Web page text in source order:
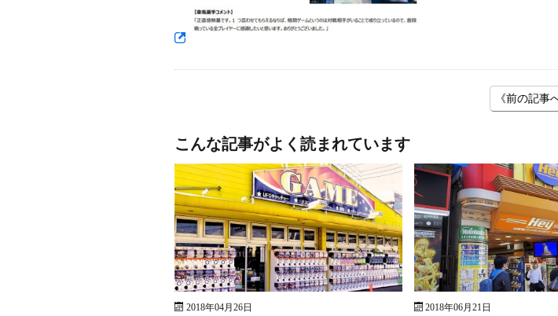
《前の記事
こんな記事がよく読まれています
2018年04月26日 2018年06月21日